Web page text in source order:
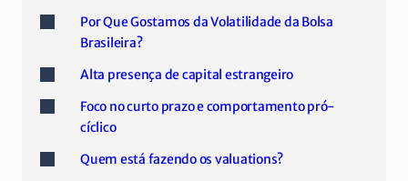
Por Que Gostamos da Volatilidade da Bolsa
Brasileira?
Alta presença de capital estrangeiro
Foco no curto prazo e comportamento pró-
cíclico
Quem está fazendo os valuations?